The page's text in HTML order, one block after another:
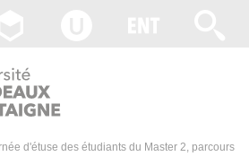
d'étuse des étudiants du Master 2, parcours